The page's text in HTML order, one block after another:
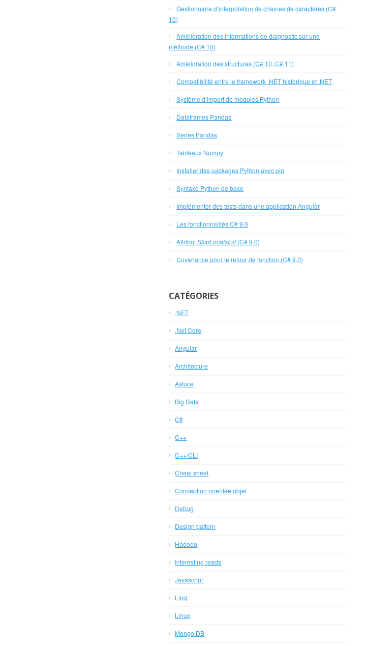
Gestionnaire d’interpolation de chaînes de caractères (C#
10)
Amélioration des informations de diagnostic sur une
méthode (C# 10)
Amélioration des structures (C# 10, C# 11)
Compatibilité entre le framework .NET historique et .NET
Système d’import de modules Python
Dataframes Pandas
Séries Pandas
Tableaux Numpy
Installer des packages Python avec pip
Syntaxe Python de base
Implémenter des tests dans une application Angular
Les fonctionnalités C# 9.0
AttributSkipLocalsInit(C# 9.0)
Covariance pour le retour de fonction (C# 9.0)
CATÉGORIES
.NET
.Net Core
Angular
Architecture
Astuce
Big Data
C#
C++
C++/CLI
Cheat sheet
Conception orientée objet
Debug
Design pattern
Hadoop
Interesting reads
Javascript
Linq
Linux
Mongo DB